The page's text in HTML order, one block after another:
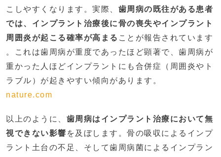
こしやすくなります。実際、 歯周病の既往がある患者
では、インプラント治療後に骨の喪失やインプラント
周囲炎が起こる確率が高まる ことが報告されています​
。これは歯周病が重度であったほど顕著で、歯周病が
重かった人ほどインプラントにも合併症（周囲炎やト
ラブル）が起きやすい傾向があります。
nature.com
以上のように、 歯周病はインプラント治療において無
視できない影響 を及ぼします。骨の吸収によるインプ
ラント土台の不足、そして歯周病菌によるインプラン